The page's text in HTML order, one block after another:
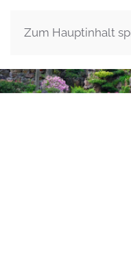
Zum Hauptinhalt